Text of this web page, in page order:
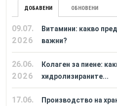
ДОБАВЕНИ ОБНОВЕНИ
09.07.
2026
Витамини: какво
важни?
26.06.
2026
Колаген за пиене:
хидролизираните...
17.06.
Производство на